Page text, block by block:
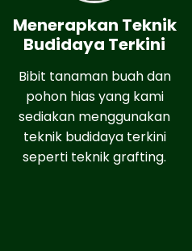
Menerapkan Teknik
Budidaya Terkini
Bibit tanaman buah dan
pohon hias yang kami
sediakan menggunakan
teknik budidaya terkini
seperti teknik grafting.